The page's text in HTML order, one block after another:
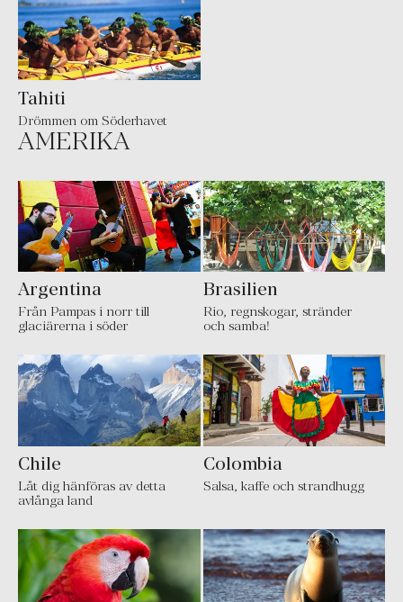
Tahiti
Drömmen om Söderhavet
AMERIKA
Argentina
Från Pampas i norr till
glaciärerna i söder
Brasilien
Rio, regnskogar, stränder
och samba!
Chile
Låt dig hänföras av detta
avlånga land
Colombia
Salsa, kaffe och strandhugg